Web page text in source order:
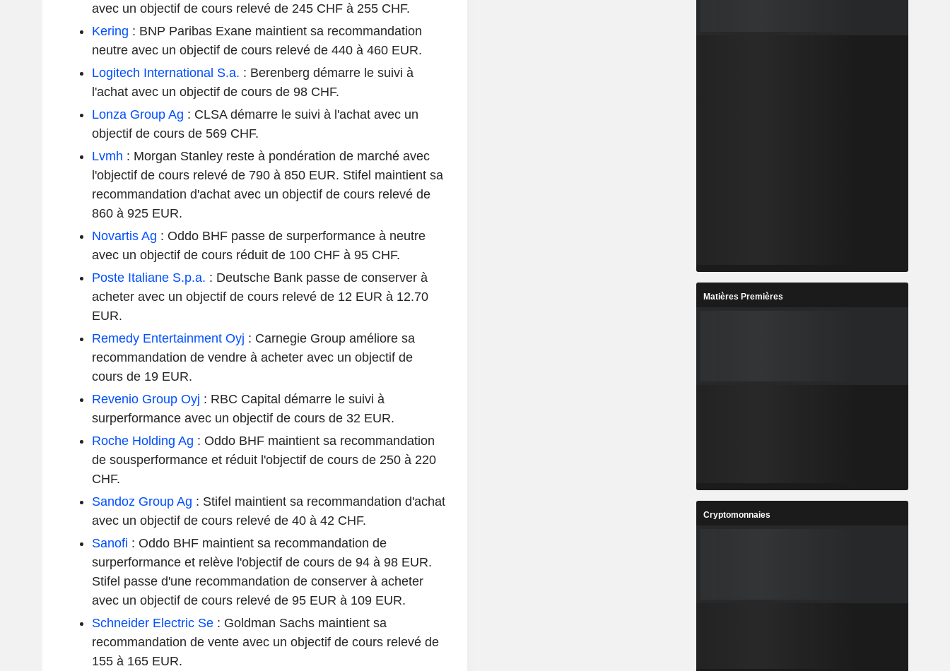
avec un objectif de cours relevé de 245 CHF à 255 CHF.
Kering : BNP Paribas Exane maintient sa recommandation
neutre avec un objectif de cours relevé de 440 à 460 EUR.
Logitech International S.a. : Berenberg démarre le suivi à
l'achat avec un objectif de cours de 98 CHF.
Lonza Group Ag : CLSA démarre le suivi à l'achat avec un
objectif de cours de 569 CHF.
Lvmh : Morgan Stanley reste à pondération de marché avec
l'objectif de cours relevé de 790 à 850 EUR. Stifel maintient sa
recommandation d'achat avec un objectif de cours relevé de
860 à 925 EUR.
Novartis Ag : Oddo BHF passe de surperformance à neutre
avec un objectif de cours réduit de 100 CHF à 95 CHF.
Poste Italiane S.p.a. : Deutsche Bank passe de conserver à
acheter avec un objectif de cours relevé de 12 EUR à 12.70
EUR.
Remedy Entertainment Oyj : Carnegie Group améliore sa
recommandation de vendre à acheter avec un objectif de
cours de 19 EUR.
Revenio Group Oyj : RBC Capital démarre le suivi à
surperformance avec un objectif de cours de 32 EUR.
Roche Holding Ag : Oddo BHF maintient sa recommandation
de sousperformance et réduit l'objectif de cours de 250 à 220
CHF.
Sandoz Group Ag : Stifel maintient sa recommandation d'achat
avec un objectif de cours relevé de 40 à 42 CHF.
Sanofi : Oddo BHF maintient sa recommandation de
surperformance et relève l'objectif de cours de 94 à 98 EUR.
Stifel passe d'une recommandation de conserver à acheter
avec un objectif de cours relevé de 95 EUR à 109 EUR.
Schneider Electric Se: Goldman Sachs maintient sa
recommandation de vente avec un objectif de cours relevé de
155 à 165 EUR.
Matières Premières
Cryptomonnaies